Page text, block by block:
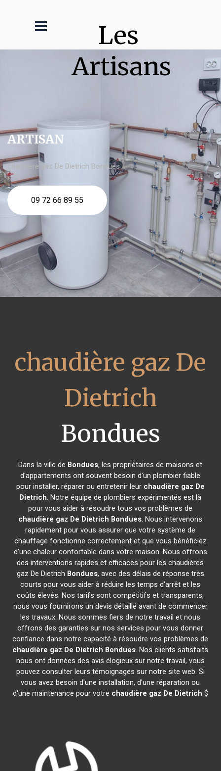
Les
Artisans
ARTISAN
chaudière gaz De Dietrich Bondues
09 72 66 89 55
chaudière gaz De
Dietrich
Bondues
Dans la ville de Bondues, les propriétaires de maisons et
d'appartements ont souvent besoin d'un plombier fiable
pour installer, réparer ou entretenir leur chaudière gaz De
Dietrich. Notre équipe de plombiers expérimentés est là
pour vous aider à résoudre tous vos problèmes de
chaudière gaz De Dietrich Bondues. Nous intervenons
rapidement pour vous assurer que votre système de
chauffage fonctionne correctement et que vous bénéficiez
d'une chaleur confortable dans votre maison. Nous offrons
des interventions rapides et efficaces pour les chaudières
gaz De Dietrich Bondues, avec des délais de réponse très
courts pour vous aider à réduire les temps d'arrêt et les
coûts élevés. Nos tarifs sont compétitifs et transparents,
nous vous fournirons un devis détaillé avant de commencer
les travaux. Nous sommes fiers de notre travail et nous
offrons des garanties sur nos services pour vous donner
confiance dans notre capacité à résoudre vos problèmes de
chaudière gaz De Dietrich Bondues. Nos clients satisfaits
nous ont données des avis élogieux sur notre travail, vous
pouvez consulter leurs témoignages sur notre site web. Si
vous avez besoin d'une installation, d'une réparation ou
d'une maintenance pour votre chaudière gaz De Dietrich $